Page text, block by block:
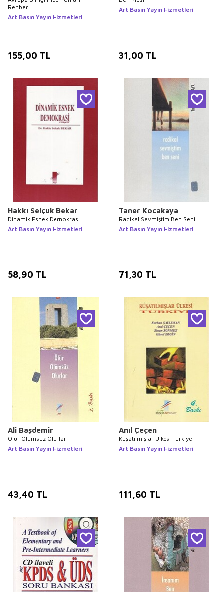
Rehberi
Art Basın Yayın Hizmetleri
155,00 TL
Art Basın Yayın Hizmetleri
31,00 TL
Hakkı Selçuk Bekar
Dinamik Esnek Demokrasi
Art Basın Yayın Hizmetleri
58,90 TL
Taner Kocakaya
Radikal Sevmiştim Ben Seni
Art Basın Yayın Hizmetleri
71,30 TL
Ali Başdemir
Ölür Ölümsüz Olurlar
Art Basın Yayın Hizmetleri
43,40 TL
Anıl Çeçen
Kuşatılmışlar Ülkesi Türkiye
Art Basın Yayın Hizmetleri
111,60 TL